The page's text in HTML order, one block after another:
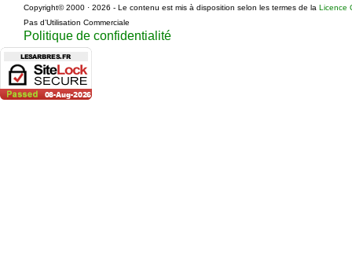
Copyright© 2000 · 2026 - Le contenu est mis à disposition selon les termes de la Licence
Pas d’Utilisation Commerciale
Politique de confidentialité